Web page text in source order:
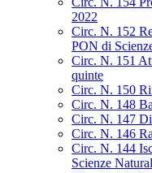
2022
Circ. N. 152
PON di
Circ. N. 151
quinte
Circ. N. 150
Circ. N. 148
Circ. N. 147
Circ. N. 146
Circ. N. 144
Scienze